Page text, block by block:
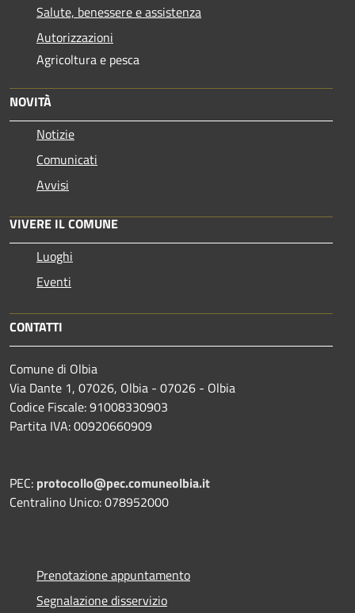
Salute, benessere e assistenza
Autorizzazioni
Agricoltura e pesca
NOVITÀ
Notizie
Comunicati
Avvisi
VIVERE IL COMUNE
Luoghi
Eventi
CONTATTI
Comune di Olbia
Via Dante 1, 07026, Olbia - 07026 - Olbia
Codice Fiscale: 91008330903
Partita IVA: 00920660909
PEC: protocollo@pec.comuneolbia.it
Centralino Unico: 078952000
Prenotazione appuntamento
Segnalazione disservizio